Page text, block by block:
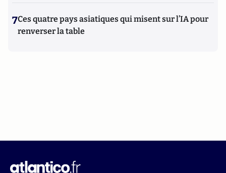
7Ces quatre pays asiatiques qui misent sur l’IA pour
renverser la table